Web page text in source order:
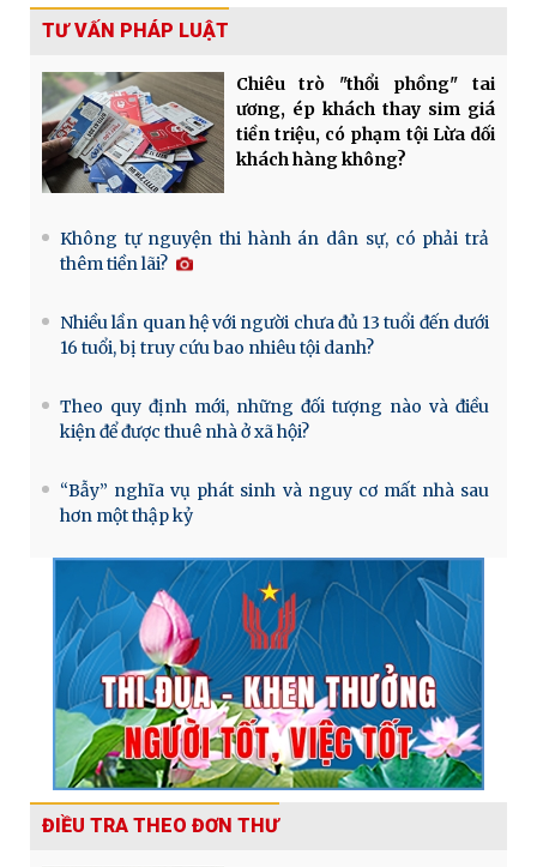
TƯ VẤN PHÁP LUẬT
Chiêu trò "thổi phồng" tai
ương, ép khách thay sim giá
tiền triệu, có phạm tội Lừa dối
khách hàng không?
Không tự nguyện thi hành án dân sự, có phải trả
thêm tiền lãi?
Nhiều lần quan hệ với người chưa đủ 13 tuổi đến dưới
16 tuổi, bị truy cứu bao nhiêu tội danh?
Theo quy định mới, những đối tượng nào và điều
kiện để được thuê nhà ở xã hội?
“Bẫy” nghĩa vụ phát sinh và nguy cơ mất nhà sau
hơn một thập kỷ
ĐIỀU TRA THEO ĐƠN THƯ